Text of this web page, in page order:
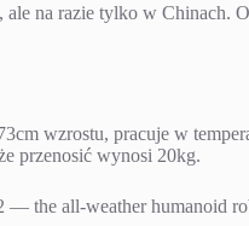
na razie tylko w Chinach.
wzrostu, pracuje w
przenosić wynosi 20kg.
— the all-weather humanoid